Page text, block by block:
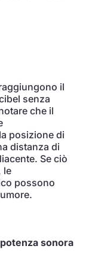
il
senza
che il
posizione di
distanza di
Se ciò
le
possono
sonora